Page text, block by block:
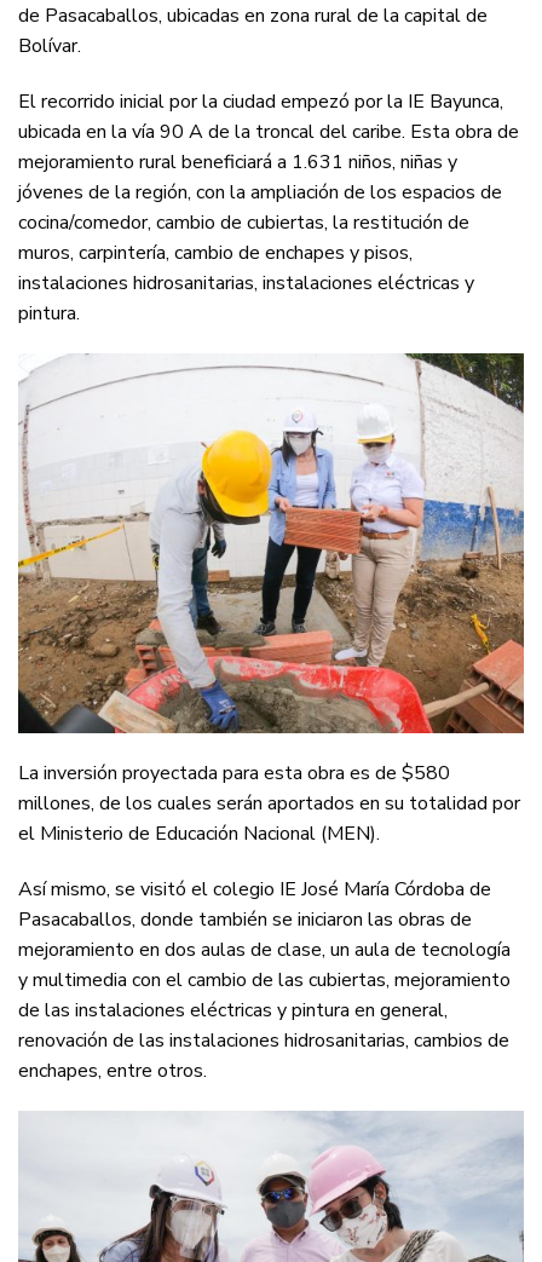
de Pasacaballos, ubicadas en zona rural de la capital de
Bolívar.
El recorrido inicial por la ciudad empezó por la IE Bayunca,
ubicada en la vía 90 A de la troncal del caribe. Esta obra de
mejoramiento rural beneficiará a 1.631 niños, niñas y
jóvenes de la región, con la ampliación de los espacios de
cocina/comedor, cambio de cubiertas, la restitución de
muros, carpintería, cambio de enchapes y pisos,
instalaciones hidrosanitarias, instalaciones eléctricas y
pintura.
La inversión proyectada para esta obra es de $580
millones, de los cuales serán aportados en su totalidad por
el Ministerio de Educación Nacional (MEN).
Así mismo, se visitó el colegio IE José María Córdoba de
Pasacaballos, donde también se iniciaron las obras de
mejoramiento en dos aulas de clase, un aula de tecnología
y multimedia con el cambio de las cubiertas, mejoramiento
de las instalaciones eléctricas y pintura en general,
renovación de las instalaciones hidrosanitarias, cambios de
enchapes, entre otros.